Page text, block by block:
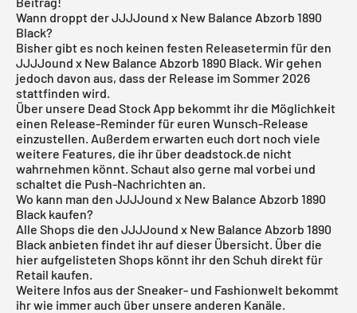
Wann droppt der JJJJound x New Balance Abzorb 1890
Black?
Bisher gibt es noch keinen festen Releasetermin für den
JJJJound x New Balance Abzorb 1890 Black. Wir gehen
jedoch davon aus, dass der Release im Sommer 2026
stattfinden wird.
Über unsere Dead Stock App bekommt ihr die Möglichkeit
einen Release-Reminder für euren Wunsch-Release
einzustellen. Außerdem erwarten euch dort noch viele
weitere Features, die ihr über deadstock.de nicht
wahrnehmen könnt. Schaut also gerne mal vorbei und
schaltet die Push-Nachrichten an.
Wo kann man den JJJJound x New Balance Abzorb 1890
Black kaufen?
Alle Shops die den JJJJound x New Balance Abzorb 1890
Black anbieten findet ihr auf dieser Übersicht. Über die
hier aufgelisteten Shops könnt ihr den Schuh direkt für
Retail kaufen.
Weitere Infos aus derSneaker- und Fashionwelt bekommt
ihr wie immer auch über unsere anderen Kanäle.